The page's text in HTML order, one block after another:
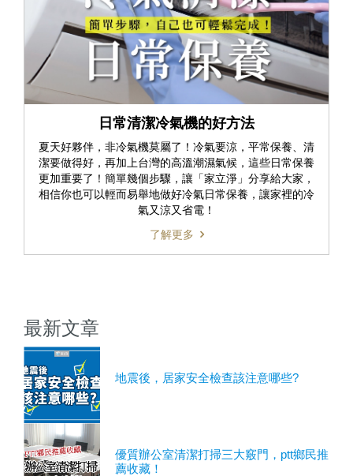
日常清潔冷氣機的好方法
夏天好夥伴，非冷氣機莫屬了！冷氣要涼，平常保養、清
潔要做得好，再加上台灣的高溫潮濕氣候，這些日常保養
更加重要了！簡單幾個步驟，讓「家立淨」分享給大家，
相信你也可以輕而易舉地做好冷氣日常保養，讓家裡的冷
氣又涼又省電！
了解更多
最新文章
地震後，居家安全檢查該注意哪些?
優質辦公室清潔打掃三大竅門，ptt鄉民推
薦收藏！